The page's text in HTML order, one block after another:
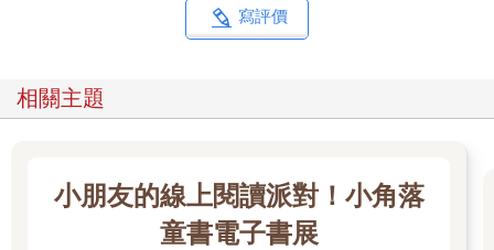
寫評價
相關主題
小朋友的線上閱讀派對！小角落
童書電子書展